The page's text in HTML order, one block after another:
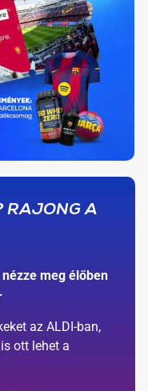
RAJONG A
meg élőben
az ALDI-ban,
ott lehet a